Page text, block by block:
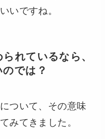
いですね。
れているなら、
では？
ついて、その意味
みてきました。